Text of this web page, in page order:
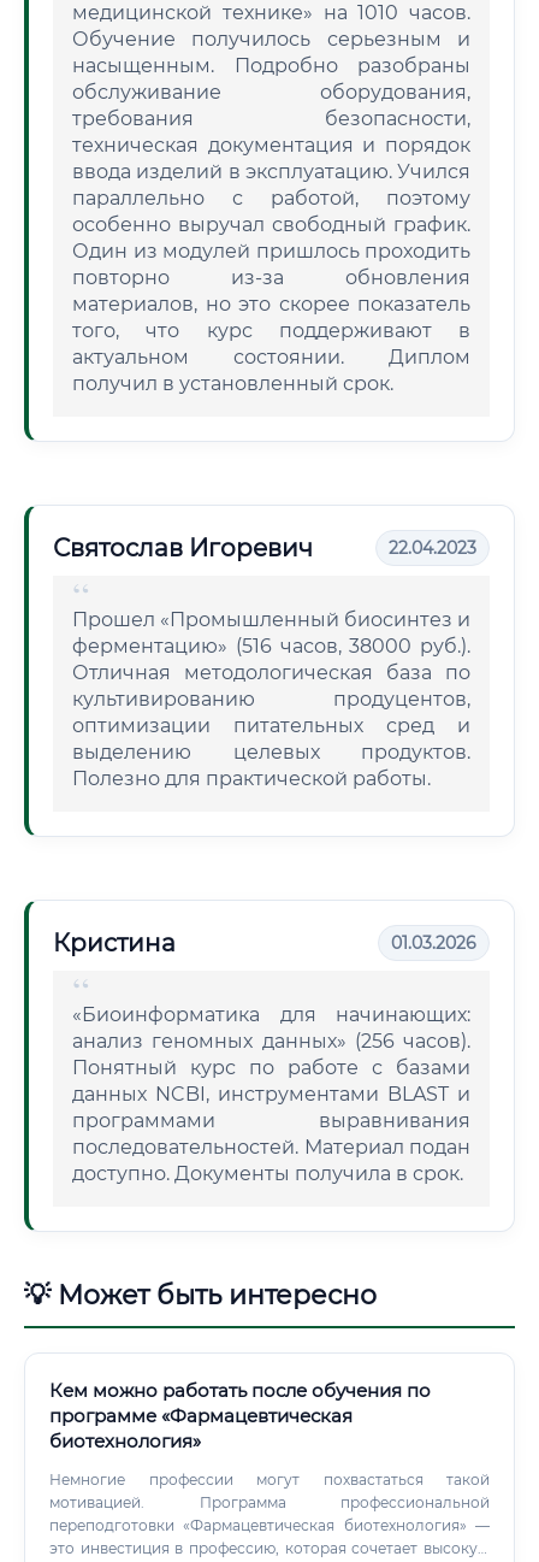
медицинской технике» на 1010 часов.
Обучение получилось серьезным и
насыщенным. Подробно разобраны
обслуживание оборудования,
требования безопасности,
техническая документация и порядок
ввода изделий в эксплуатацию. Учился
параллельно с работой, поэтому
особенно выручал свободный график.
Один из модулей пришлось проходить
повторно из-за обновления
материалов, но это скорее показатель
того, что курс поддерживают в
актуальном состоянии. Диплом
получил в установленный срок.
Святослав Игоревич 22.04.2023
Прошел «Промышленный биосинтез и
ферментацию» (516 часов, 38000 руб.).
Отличная методологическая база по
культивированию продуцентов,
оптимизации питательных сред и
выделению целевых продуктов.
Полезно для практической работы.
Кристина 01.03.2026
«Биоинформатика для начинающих:
анализ геномных данных» (256 часов).
Понятный курс по работе с базами
данных NCBI, инструментами BLAST и
программами выравнивания
последовательностей. Материал подан
доступно. Документы получила в срок.
💡 Может быть интересно
Кем можно работать после обучения по
программе «Фармацевтическая
биотехнология»
Немногие профессии могут похвастаться такой
мотивацией. Программа профессиональной
переподготовки «Фармацевтическая биотехнология» —
это инвестиция в профессию, которая сочетает высокую